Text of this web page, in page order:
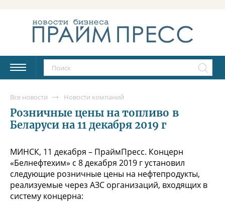
Все новости Новости компаний
Розничные цены на топливо в
Беларуси на 11 декабря 2019 г
МИНСК, 11 декабря – ПраймПресс. Концерн
«Белнефтехим» с 8 декабря 2019 г установил
следующие розничные цены на нефтепродукты,
реализуемые через АЗС организаций, входящих в
систему концерна: